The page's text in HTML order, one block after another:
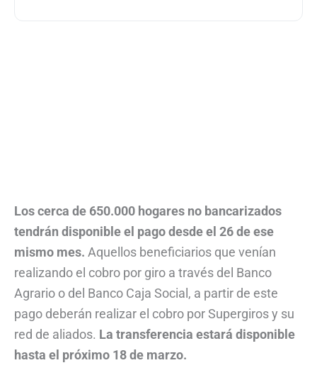
Los cerca de 650.000 hogares no bancarizados
tendrán disponible el pago desde el 26 de ese
mismo mes. Aquellos beneficiarios que venían
realizando el cobro por giro a través del Banco
Agrario o del Banco Caja Social, a partir de este
pago deberán realizar el cobro por Supergiros y su
red de aliados. La transferencia estará disponible
hasta el próximo 18 de marzo.